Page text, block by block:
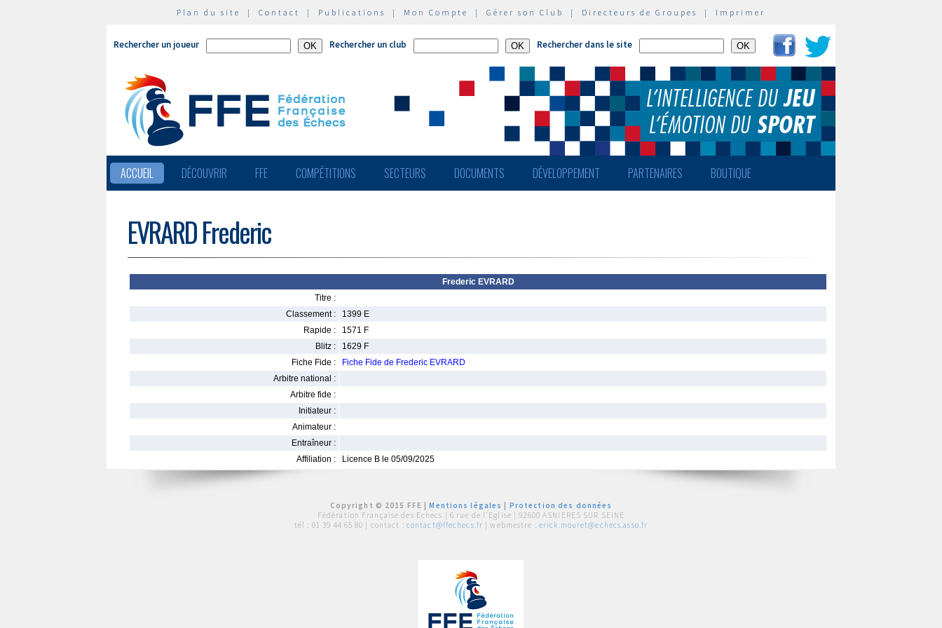
Plan du site | Contact | Publications | Mon Compte | Gérer son Club | Directeurs de Groupes | Imprimer
Rechercher un joueur Rechercher un club Rechercher dans le site
ACCUEIL DÉCOUVRIR FFE COMPÉTITIONS SECTEURS DOCUMENTS DÉVELOPPEMENT PARTENAIRES BOUTIQUE
EVRARD Frederic
Frederic EVRARD
Titre :
Classement :
1399 E
Rapide :
1571 F
Blitz :
1629 F
Fiche Fide :
Fiche Fide de Frederic EVRARD
Arbitre national :
Arbitre fide :
Initiateur :
Animateur :
Entraîneur :
Affiliation :
Licence B le 05/09/2025
Copyright © 2015 FFE |Mentions légales
Protection des données
Fédération Française des Echecs | 6 rue de l'Eglise | 92600 ASNIERES SUR SEINE
tél : 01 39 44 65 80 | contact : contact@ffechecs.fr | webmestre : erick.mouret@echecs.asso.fr